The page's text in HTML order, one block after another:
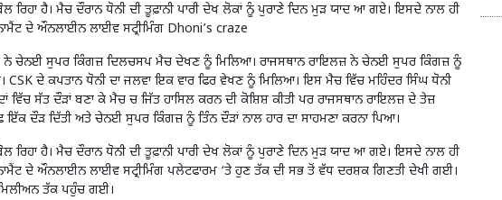
ਰਿਹਾ ਹੈ। ਮੈਚ ਦੌਰਾਨ ਧੋਨੀ ਦੀ ਤੂਫ਼ਾਨੀ ਪਾਰੀ ਦੇਖ ਲੋਕਾਂ ਨੂੰ ਪੁਰਾਣੇ ਦਿਨ ਮੁੜ ਯਾਦ ਆ ਗਏ। ਇਸਦੇ ਨਾਲ ਹੀ
ਦੇ ਔਨਲਾਈਨ ਲਾਈਵ ਸਟ੍ਰੀਮਿੰਗ Dhoni’s craze
ਨੇ ਚੇਨਈ ਸੁਪਰ ਕਿੰਗਜ਼ ਦਿਲਚਸਪ ਮੈਚ ਦੇਖਣ ਨੂੰ ਮਿਲਿਆ। ਰਾਜਸਥਾਨ ਰਾਇਲਜ਼ ਨੇ ਚੇਨਈ ਸੁਪਰ ਕਿੰਗਜ਼ ਨੂੰ
CSK ਦੇ ਕਪਤਾਨ ਧੋਨੀ ਦਾ ਜਲਵਾ ਇਕ ਵਾਰ ਫਿਰ ਵੇਖਣ ਨੂੰ ਮਿਲਿਆ। ਇਸ ਮੈਚ ਵਿੱਚ ਮਹਿੰਦਰ ਸਿੰਘ ਧੋਨੀ
ਵਿੱਚ ਸੱਤ ਦੌੜਾਂ ਬਣਾ ਕੇ ਮੈਚ ਚ ਜਿੱਤ ਹਾਸਿਲ ਕਰਨ ਦੀ ਕੋਸ਼ਿਸ਼ ਕੀਤੀ ਪਰ ਰਾਜਸਥਾਨ ਰਾਇਲਜ਼ ਦੇ ਤੇਜ਼
ਦੌੜ ਦਿੱਤੀ ਅਤੇ ਚੇਨਈ ਸੁਪਰ ਕਿੰਗਜ਼ ਨੂੰ ਤਿੰਨ ਦੌੜਾਂ ਨਾਲ ਹਾਰ ਦਾ ਸਾਹਮਣਾ ਕਰਨਾ ਪਿਆ।
ਰਿਹਾ ਹੈ। ਮੈਚ ਦੌਰਾਨ ਧੋਨੀ ਦੀ ਤੂਫ਼ਾਨੀ ਪਾਰੀ ਦੇਖ ਲੋਕਾਂ ਨੂੰ ਪੁਰਾਣੇ ਦਿਨ ਮੁੜ ਯਾਦ ਆ ਗਏ। ਇਸਦੇ ਨਾਲ ਹੀ
ਦੇ ਔਨਲਾਈਨ ਲਾਈਵ ਸਟ੍ਰੀਮਿੰਗ ਪਲੇਟਫਾਰਮ ‘ਤੇ ਹੁਣ ਤੱਕ ਦੀ ਸਭ ਤੋਂ ਵੱਧ ਦਰਸ਼ਕ ਗਿਣਤੀ ਦੇਖੀ ਗਈ।
ਤੱਕ ਪਹੁੰਚ ਗਈ।